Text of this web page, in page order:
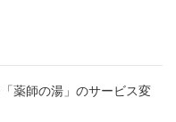
薬師の湯」のサービス変